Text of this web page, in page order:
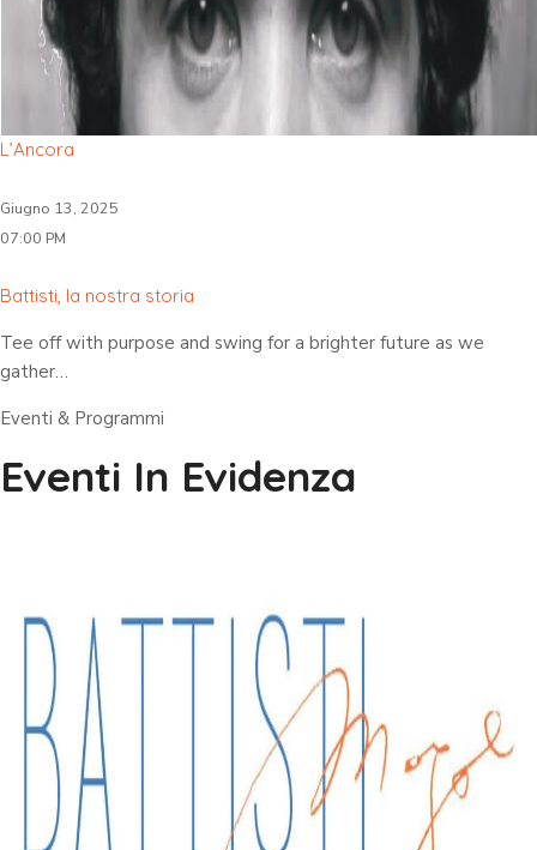
L’Ancora
Giugno 13, 2025
07:00 PM
Battisti, la nostra storia
Tee off with purpose and swing for a brighter future as we
gather…
Eventi & Programmi
Eventi In Evidenza